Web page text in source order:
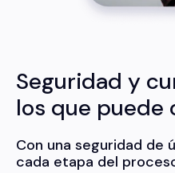
Seguridad y
los que puede
Con una seguridad de
cada etapa del